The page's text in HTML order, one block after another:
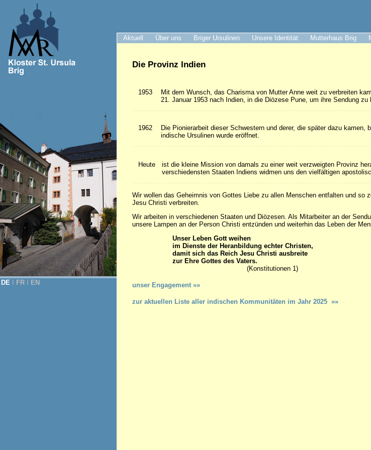
Aktuell Über uns Briger Ursulinen Unsere Identität Mutterhaus Brig
DE FR EN
Die Provinz Indien
1953
Mit dem Wunsch, das Charisma von Mutter Anne weit zu verbreiten
21. Januar 1953 nach Indien, in die Diözese Pune, um ihre Sendung zu
1962
Die Pionierarbeit dieser Schwestern und derer, die später dazu kamen,
indische Ursulinen wurde eröffnet.
Heute
ist die kleine Mission von damals zu einer weit verzweigten Provinz
verschiedensten Staaten Indiens widmen uns den vielfältigen
Wir wollen das Geheimnis von Gottes Liebe zu allen Menschen entfalten und so
Jesu Christi verbreiten.
Wir arbeiten in verschiedenen Staaten und Diözesen. Als Mitarbeiter an der
unsere Lampen an der Person Christi entzünden und weiterhin das Leben der
Unser Leben Gott weihen
im Dienste der Heranbildung echter Christen,
damit sich das Reich Jesu Christi ausbreite
zur Ehre Gottes des Vaters.
(Konstitutionen 1)
unser Engagement »»
zur aktuellen Liste aller indischen Kommunitäten im Jahr 2025 »»